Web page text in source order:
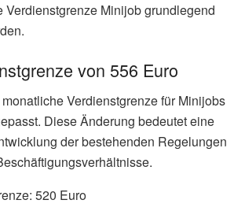
Verdienstgrenze Minijob grundlegend
von 556 Euro
Verdienstgrenze für Minijobs
Diese Änderung bedeutet eine
der bestehenden Regelungen
520 Euro